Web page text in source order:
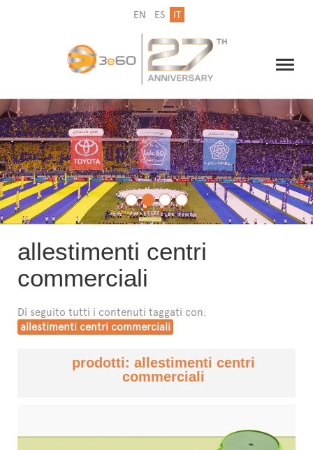
EN ES IT
IL GRUPPO
NEWSLETTER
CONTATTI
allestimenti centri
commerciali
Di seguito tutti i contenuti taggati con:
allestimenti centri commerciali
prodotti: allestimenti centri
commerciali